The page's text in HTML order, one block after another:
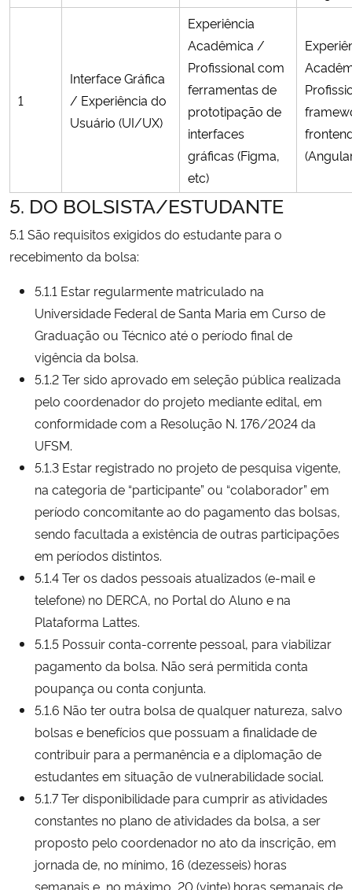
1
Interface Gráfica
/ Experiência do
Usuário (UI/UX)
Experiência
Acadêmica /
Profissional com
ferramentas de
prototipação de
interfaces
gráficas (Figma,
etc)
5. DO BOLSISTA/ESTUDANTE
5.1 São requisitos exigidos do estudante para o
recebimento da bolsa:
5.1.1 Estar regularmente matriculado na
Universidade Federal de Santa Maria em Curso de
Graduação ou Técnico até o período final de
vigência da bolsa.
5.1.2 Ter sido aprovado em seleção pública realizada
pelo coordenador do projeto mediante edital, em
conformidade com a Resolução N. 176/2024 da
UFSM.
5.1.3 Estar registrado no projeto de pesquisa vigente,
na categoria de “participante” ou “colaborador” em
período concomitante ao do pagamento das bolsas,
sendo facultada a existência de outras participações
em períodos distintos.
5.1.4 Ter os dados pessoais atualizados (e-mail e
telefone) no DERCA, no Portal do Aluno e na
Plataforma Lattes.
5.1.5 Possuir conta-corrente pessoal, para viabilizar
pagamento da bolsa. Não será permitida conta
poupança ou conta conjunta.
5.1.6 Não ter outra bolsa de qualquer natureza, salvo
bolsas e benefícios que possuam a finalidade de
contribuir para a permanência e a diplomação de
estudantes em situação de vulnerabilidade social.
5.1.7 Ter disponibilidade para cumprir as atividades
constantes no plano de atividades da bolsa, a ser
proposto pelo coordenador no ato da inscrição, em
jornada de, no mínimo, 16 (dezesseis) horas
semanais e, no máximo, 20 (vinte) horas semanais de